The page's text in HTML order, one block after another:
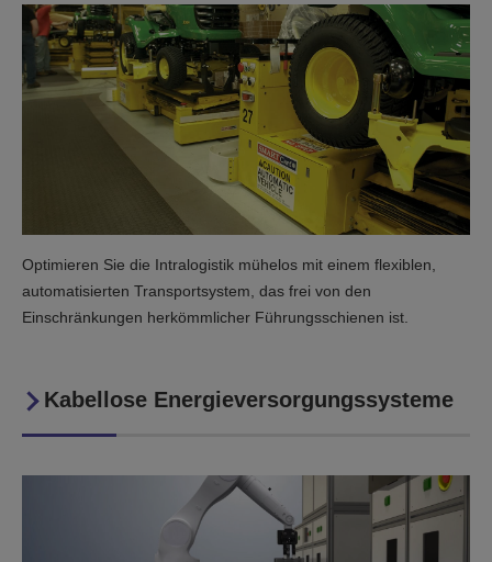
Optimieren Sie die Intralogistik mühelos mit einem flexiblen,
automatisierten Transportsystem, das frei von den
Einschränkungen herkömmlicher Führungsschienen ist.
Kabellose Energieversorgungssysteme